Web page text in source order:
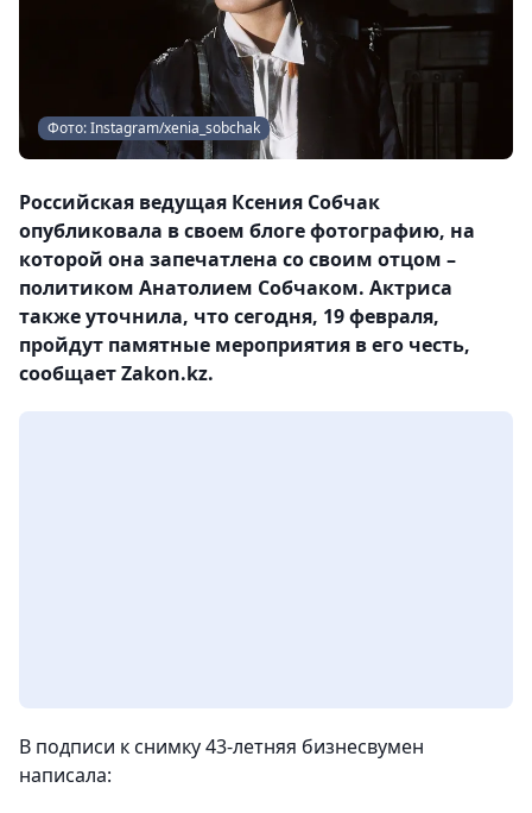
Фото: Instagram/xenia_sobchak
Российская ведущая Ксения Собчак
опубликовала в своем блоге фотографию, на
которой она запечатлена со своим отцом –
политиком Анатолием Собчаком. Актриса
также уточнила, что сегодня, 19 февраля,
пройдут памятные мероприятия в его честь,
сообщает Zakon.kz.
В подписи к снимку 43-летняя бизнесвумен
написала: